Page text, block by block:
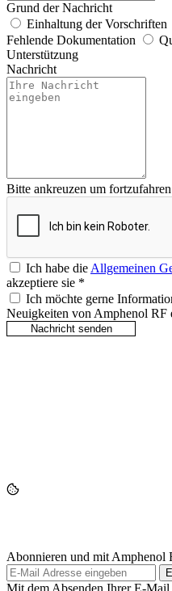
Grund der Nachricht
Einhaltung der Vorschriften
Fehlende Dokumentation
Unterstützung
Nachricht
Bitte ankreuzen um fortzufahren
Ich habe dieAllgemeinen
akzeptiere sie *
Ich möchte gerne
Neuigkeiten von Amphenol RF
Abonnieren und mit Amphenol